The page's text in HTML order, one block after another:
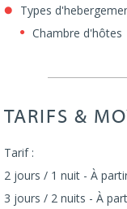
Types
Chambre d'hôtes
TARIFS &
Tarif :
2 jours / 1 nuit - À
3 jours / 2 nuits - À